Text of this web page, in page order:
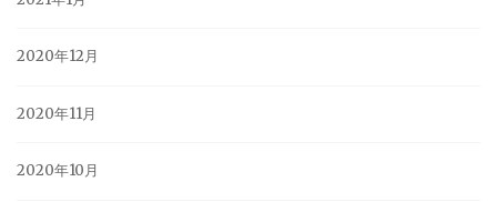
2020年12月
2020年11月
2020年10月